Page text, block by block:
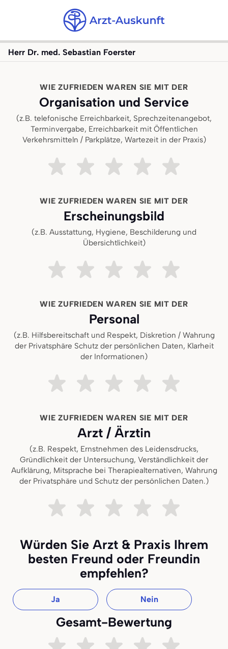
Herr Dr. med. Sebastian Foerster
WIE ZUFRIEDEN WAREN SIE MIT DER
Organisation und Service
(z.B. telefonische Erreichbarkeit, Sprechzeitenangebot,
Terminvergabe, Erreichbarkeit mit Öffentlichen
Verkehrsmitteln / Parkplätze, Wartezeit in der Praxis)
Sehr unzufriedenZiemlich unzufrieden
Teils teils Ziemlich zufrieden
WIE ZUFRIEDEN WAREN SIE MIT DER
Erscheinungsbild
(z.B. Ausstattung, Hygiene, Beschilderung und
Übersichtlichkeit)
Sehr unzufriedenZiemlich unzufrieden
Teils teils Ziemlich zufrieden
WIE ZUFRIEDEN WAREN SIE MIT DER
Personal
(z.B. Hilfsbereitschaft und Respekt, Diskretion / Wahrung
der Privatsphäre Schutz der persönlichen Daten, Klarheit
der Informationen)
Sehr unzufriedenZiemlich unzufrieden
Teils teils Ziemlich zufrieden
WIE ZUFRIEDEN WAREN SIE MIT DER
Arzt / Ärztin
(z.B. Respekt, Ernstnehmen des Leidensdrucks,
Gründlichkeit der Untersuchung, Verständlichkeit der
Aufklärung, Mitsprache bei Therapiealternativen, Wahrung
der Privatsphäre und Schutz der persönlichen Daten.)
Sehr unzufriedenZiemlich unzufrieden
Teils teils Ziemlich zufrieden
Würden Sie Arzt & Praxis Ihrem
besten Freund oder Freundin
empfehlen?
Ja Nein
Gesamt-Bewertung
Sehr unzufriedenZiemlich unzufrieden
Teils teils Ziemlich zufrieden